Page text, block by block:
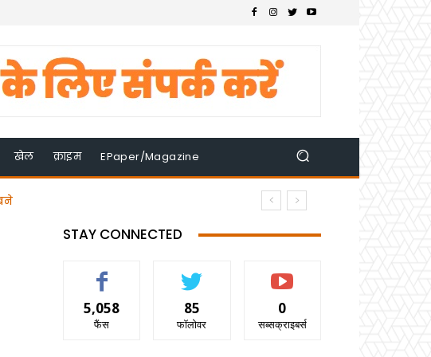
खेल क्राइम EPaper/Magazine
STAY CONNECTED
5,058
फैंस
85
फॉलोवर
0
सब्सक्राइबर्स